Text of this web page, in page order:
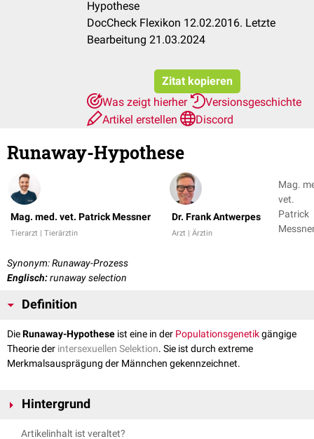
Hypothese
DocCheck Flexikon 12.02.2016. Letzte
Bearbeitung 21.03.2024
Zitat kopieren
Was zeigt hierher
Versionsgeschichte
Artikel erstellen
Discord
Runaway-Hypothese
Mag. med. vet. Patrick Messner
Tierarzt | Tierärztin
Dr. Frank Antwerpes
Arzt | Ärztin
Mag.
vet.
Patrick
Synonym: Runaway-Prozess
Englisch:runaway selection
Definition
DieRunaway-Hypothese ist eine in der Populationsgenetikgängige
Theorie der intersexuellen Selektion. Sie ist durch extreme
Merkmalsausprägung der Männchen gekennzeichnet.
Hintergrund
Die Theorie besagt, dass Weibchen Präferenzen für männliche Merkmale
Artikelinhalt ist veraltet?